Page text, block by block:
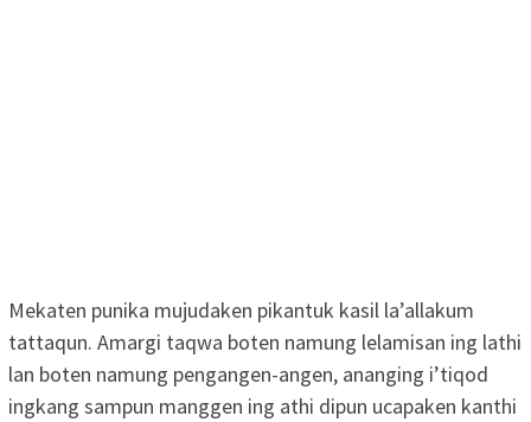
Mekaten punika mujudaken pikantuk kasil la’allakum
tattaqun. Amargi taqwa boten namung lelamisan ing lathi
lan boten namung pengangen-angen, ananging i’tiqod
ingkang sampun manggen ing athi dipun ucapaken kanthi